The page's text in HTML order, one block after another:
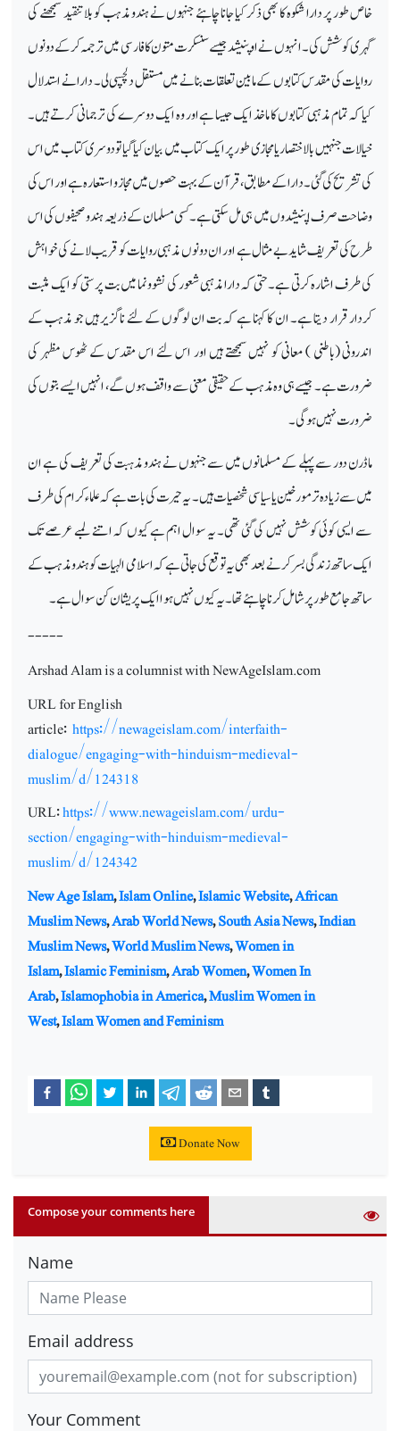
خاص طور پر دارا شکوہ کا بھی ذکر کیا جانا چاہئے جنہوں نے ہندو مذہب کو بلا تنقید سمجھنے کی
گہری کوشش کی۔ انہوں نے اوپنیشد جیسے سنسکرت متون کا فارسی میں ترجمہ کرکے دونوں
روایات کی مقدس کتابوں کے مابین تعلقات بنانے میں مستقل دلچسپی لی۔ دارا نے استدلال
کیا کہ تمام مذہبی کتابوں کا ماخذ ایک جیسا ہے اور وہ ایک دوسرے کی ترجمانی کرتے ہیں۔
خیالات جنہیں بالاختصار یا مجازی طور پر ایک کتاب میں بیان کیا گیا تو دوسری کتاب میں اس
کی تشریح کی گئی ۔ دارا کے مطابق، قرآن کے بہت حصوں میں مجاز و استعارہ ہے اور اس کی
وضاحت صرف اپنیشدوں میں ہی مل سکتی ہے۔ کسی مسلمان کے ذریعہ ہندو صحیفوں کی اس
طرح کی تعریف شاید بے مثال ہے اور ان دونوں مذہبی روایات کو قریب لانے کی خواہش
کی طرف اشارہ کرتی ہے۔ حتی کہ دارا مذہبی شعور کی نشوونما میں بت پرستی کو ایک مثبت
کردار قرار دیتا ہے۔ ان کا کہنا ہے کہ بت ان لوگوں کے لئے ناگزیر ہیں جو مذہب کے
اندرونی (باطنی ) معانی کو نہیں سمجھتے ہیں اور اس لئے اس مقدس کے ٹھوس مظہر کی
ضرورت ہے۔ جیسے ہی وہ مذہب کے حقیقی معنی سے واقف ہوں گے ، انہیں ایسے بتوں کی
ضرورت نہیں ہوگی۔
ماڈرن دور سے پہلے کے مسلمانوں میں سے جنہوں نے ہندو مذہبت کی تعریف کی ہے ان
میں سے زیادہ تر مورخین یا سیاسی شخصیات ہیں۔ یہ حیرت کی بات ہے کہ علماء کرام کی طرف
سے ایسی کوئی کوشش نہیں کی گئی تھی۔ یہ سوال اہم ہے کیوں کہ اتنے لمبے عرصے تک
ایک ساتھ زندگی بسر کرنے بعد بھی یہ توقع کی جاتی ہے کہ اسلامی الہیات کو ہندو مذہب کے
ساتھ جامع طور پر شامل کرنا چاہئے تھا۔ یہ کیوں نہیں ہوا ایک پریشان کن سوال ہے۔
-----
Arshad Alam is a columnist with NewAgeIslam.com
URL for English
article: https://newageislam.com/interfaith-
dialogue/engaging-with-hinduism-medieval-
muslim/d/124318
URL:https://www.newageislam.com/urdu-
section/engaging-with-hinduism-medieval-
muslim/d/124342
New Age Islam,Islam Online,Islamic Website,African
Muslim News,Arab World News,South Asia News,Indian
Muslim News,World Muslim News,Women in
Islam,Islamic Feminism,Arab Women,Women In
Arab,Islamophobia in America,Muslim Women in
West,Islam Women and Feminism
Donate Now
Compose your comments here
Name
Email address
Your Comment